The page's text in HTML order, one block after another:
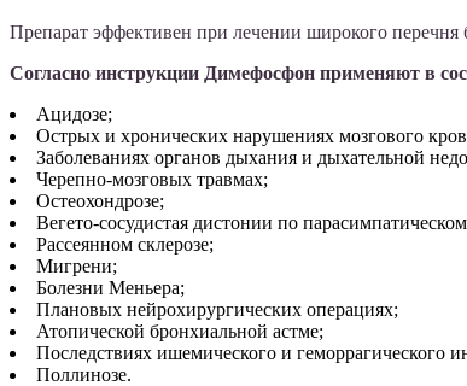
Препарат эффективен при лечении широкого перечня
Согласно инструкции Димефосфон применяют в
Ацидозе;
Острых и хронических нарушениях мозгового
Заболеваниях органов дыхания и дыхательной
Черепно-мозговых травмах;
Остеохондрозе;
Вегето-сосудистая дистонии по
Рассеянном склерозе;
Мигрени;
Болезни Меньера;
Плановых нейрохирургических операциях;
Атопической бронхиальной астме;
Последствиях ишемического и геморрагического
Поллинозе.